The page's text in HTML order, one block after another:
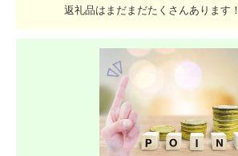
返礼品はまだまだたくさんあります！